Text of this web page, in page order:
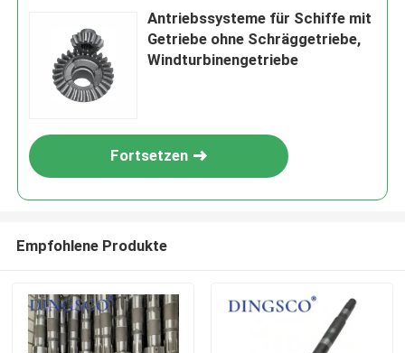
Antriebssysteme für Schiffe mit
Getriebe ohne Schräggetriebe,
Windturbinengetriebe
Fortsetzen
Empfohlene Produkte